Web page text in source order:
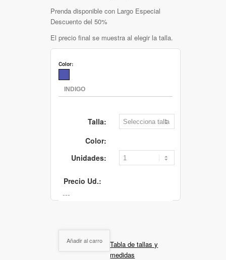
Prenda disponible con Largo Especial
Descuento del 50%
El precio final se muestra al elegir la talla.
Color:
Talla:
Color:
Unidades:
Precio Ud.:
Añadir al carro
Tabla de tallas y
medidas